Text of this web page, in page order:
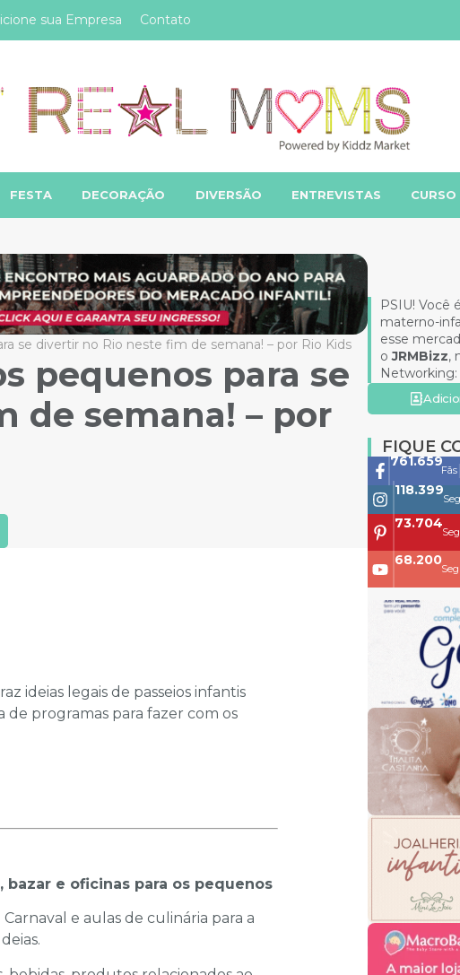
sua Empresa Contato
FESTA DECORAÇÃO DIVERSÃO ENTREVISTAS CURSO
se divertir no Rio neste fim de semana! – por Rio Kids
pequenos para se
de semana! – por
ideias legais de passeios infantis
de programas para fazer com os
bazar e oficinas para os pequenos
e aulas de culinária para a
PSIU! Você
materno-
esse
oJRMBizz,
Networking:
FIQUE
761.659
Fãs
118.399
73.704
68.200